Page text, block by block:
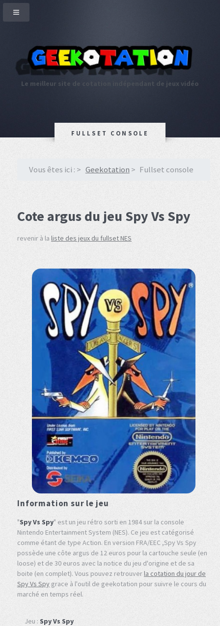
Le meilleur site de cotation indépendant de jeux vidéo
FULLSET CONSOLE
Vous êtes ici : Geekotation Fullset console
Cote argus du jeu Spy Vs Spy
revenir à la liste des jeux du fullset NES
Information sur le jeu
"Spy Vs Spy" est un jeu rétro sorti en 1984 sur la console
Nintendo Entertainment System (NES). Ce jeu est catégorisé
comme étant de type Action. En version FRA/EEC ,Spy Vs Spy
possède une côte argus de 12 euros pour la cartouche seule (en
loose) et de 30 euros avec la notice du jeu d'origine et de sa
boite (en complet). Vous pouvez retrouverla cotation du jour de
Spy Vs Spy grace à l'outil de geekotation pour suivre le cours du
marché en temps réel.
Jeu : Spy Vs Spy